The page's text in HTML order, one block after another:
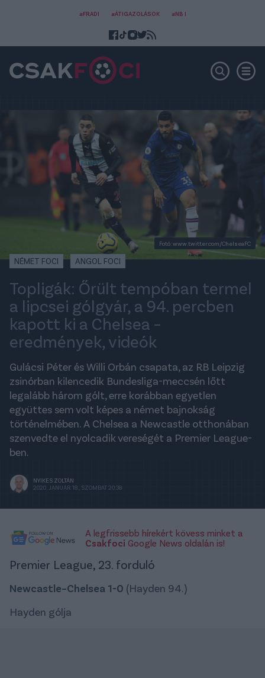
#FRADI #ÁTIGAZOLÁSOK #NB I
Fotó: www.twitter.com/ChelseaFC
NÉMET FOCI ANGOL FOCI
Topligák: Őrült tempóban termel
a lipcsei gólgyár, a 94. percben
kapott ki a Chelsea –
eredmények, videók
Gulácsi Péter és Willi Orbán csapata, az RB Leipzig
zsinórban kilencedik Bundesliga-meccsén lőtt
legalább három gólt, erre korábban egyetlen
együttes sem volt képes a német bajnokság
történelmében. A Chelsea a Newcastle otthonában
szenvedte el nyolcadik vereségét a Premier League-
ben.
NYIKES ZOLTÁN
2020. JANUÁR 18., SZOMBAT 20:38
A legfrissebb hírekért kövess minket a
Csakfoci Google News oldalán is!
Premier League, 23. forduló
Newcastle–Chelsea 1-0 (Hayden 94.)
Hayden gólja